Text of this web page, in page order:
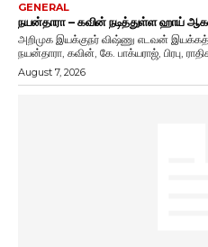
GENERAL
நயன்தாரா – கவின் நடித்துள்ள ஹாய்
அறிமுக இயக்குநர் விஷ்ணு எடவன்
நயன்தாரா, கவின், கே. பாக்யராஜ், பிரபு,
August 7, 2026